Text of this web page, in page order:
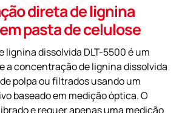
direta de lignina
pasta de celulose
lignina dissolvida DLT-5500 é um
a concentração de lignina dissolvida
polpa ou filtrados usando um
baseado em medição óptica. O
e requer apenas uma medição